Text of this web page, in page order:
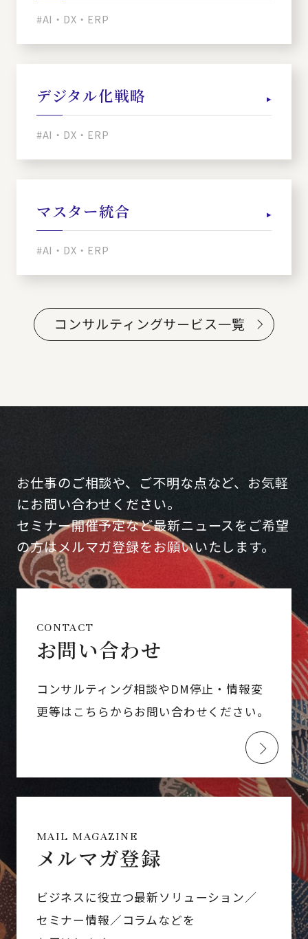
#AI・DX・ERP
デジタル化戦略
#AI・DX・ERP
マスター統合
#AI・DX・ERP
コンサルティングサービス一覧
お仕事のご相談や、ご不明な点など、お気軽
にお問い合わせください。
セミナー開催予定など最新ニュースをご希望
の方はメルマガ登録をお願いいたします。
CONTACT
お問い合わせ
コンサルティング相談やDM停止・情報変
更等はこちらからお問い合わせください。
MAIL MAGAZINE
メルマガ登録
ビジネスに役立つ最新ソリューション／
セミナー情報／コラムなどを